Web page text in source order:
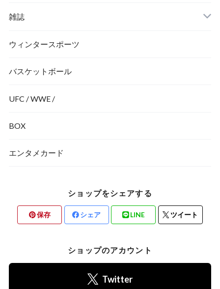
雑誌
ウィンタースポーツ
バスケットボール
UFC / WWE /
BOX
エンタメカード
ショップをシェアする
保存 シェア LINE ツイート
ショップのアカウント
Twitter